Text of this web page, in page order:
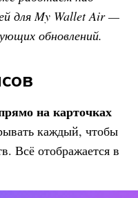
дляMy WalletAir —
обновлений.
на карточках
каждый, чтобы
Всё отображается в